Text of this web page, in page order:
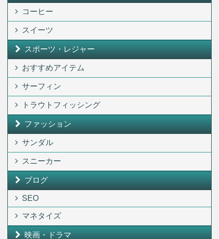
コーヒー
スイーツ
スポーツ・レジャー
おすすめアイテム
サーフィン
トラウトフィッシング
ファッション
サンダル
スニーカー
ブログ
SEO
マネタイズ
映画・ドラマ